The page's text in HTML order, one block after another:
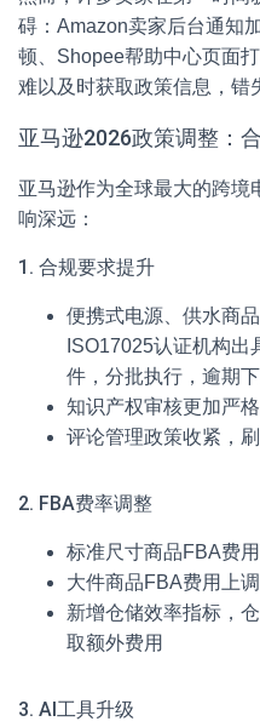
碍：Amazon卖家后台通知
顿、Shopee帮助中心页面
难以及时获取政策信息，错
亚马逊2026政策调整：
亚马逊作为全球最大的跨境
响深远：
1. 合规要求提升
便携式电源、供水商
ISO17025认证机构
件，分批执行，逾期
知识产权审核更加严
评论管理政策收紧，
2. FBA费率调整
标准尺寸商品FBA费
大件商品FBA费用上
新增仓储效率指标，
取额外费用
3. AI工具升级